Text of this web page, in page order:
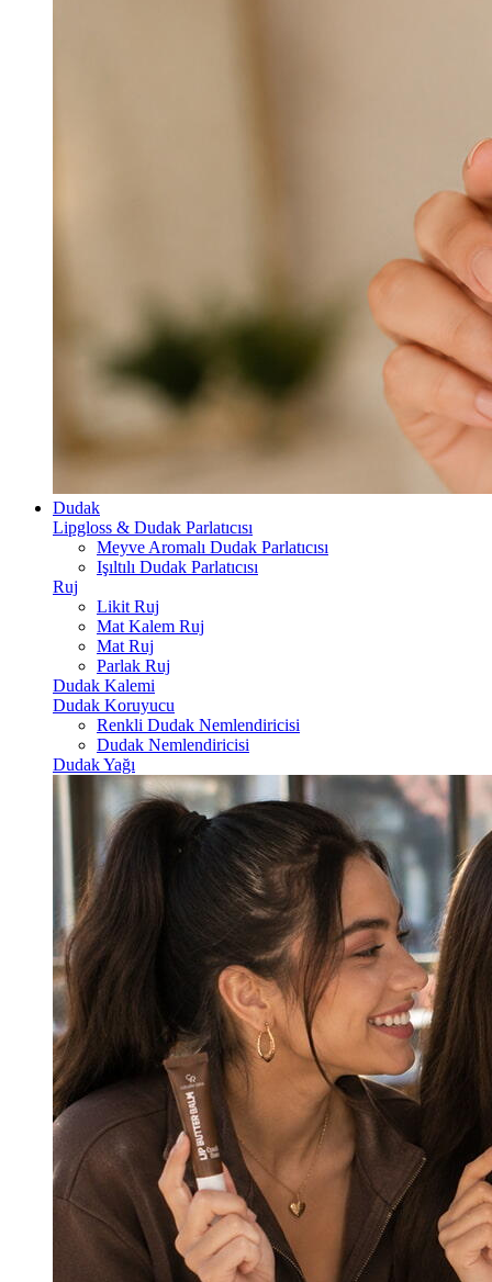
Dudak
Lipgloss & Dudak Parlatıcısı
Meyve Aromalı Dudak Parlatıcısı
Işıltılı Dudak Parlatıcısı
Ruj
Likit Ruj
Mat Kalem Ruj
Mat Ruj
Parlak Ruj
Dudak Kalemi
Dudak Koruyucu
Renkli Dudak Nemlendiricisi
Dudak Nemlendiricisi
Dudak Yağı